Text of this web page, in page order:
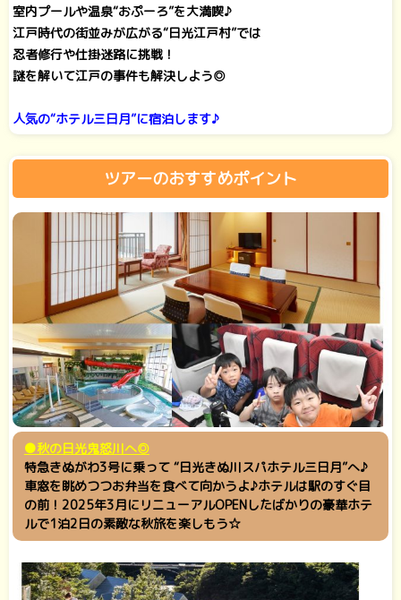
室内プールや温泉“おぷーろ”を大満喫♪
江戸時代の街並みが広がる“日光江戸村”では
忍者修行や仕掛迷路に挑戦！
謎を解いて江戸の事件も解決しよう◎
人気の“ホテル三日月”に宿泊します♪
ツアーのおすすめポイント
●秋の日光鬼怒川へ◎
特急きぬがわ3号に乗って “日光きぬ川スパホテル三日月”へ♪
車窓を眺めつつお弁当を食べて向かうよ♪ホテルは駅のすぐ目
の前！2025年3月にリニューアルOPENしたばかりの豪華ホテ
ルで1泊2日の素敵な秋旅を楽しもう☆